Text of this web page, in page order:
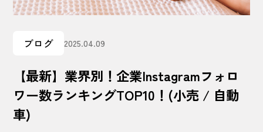
ブログ 2025.04.09
【最新】業界別！企業Instagramフォロ
ワー数ランキングTOP10！(小売 / 自動
車)